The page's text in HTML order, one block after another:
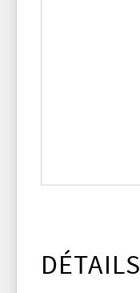
DÉTAILS